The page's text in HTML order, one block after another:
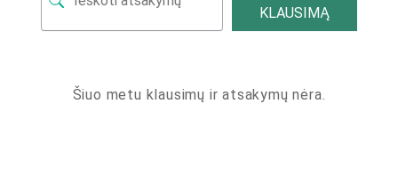
KLAUSIMĄ
Šiuo metu klausimų ir atsakymų nėra.